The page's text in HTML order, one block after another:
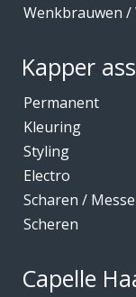
Keratine
Meubels
Wenkbrauwen /
Kapper
Permanent
Kleuring
Styling
Electro
Scharen /
Scheren
Capelle